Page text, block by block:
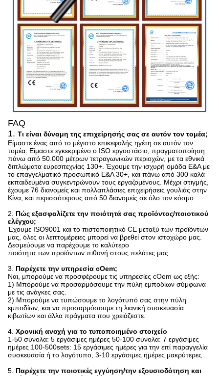
FAQ
1. Τι είναι δύναμη της επιχείρησής σας σε αυτόν τον τομέα;
Είμαστε ένας από το μέγιστο επικεφαλής ηγέτη σε αυτόν τον
τομέα. Είμαστε εγκεκριμένο ο ISO εργοστάσιο, πραγματοποίηση
πάνω από 50.000 μέτρων τετραγωνικών περιοχών, με τα εθνικά
διπλώματα ευρεσιτεχνίας 130+. Έχουμε την ισχυρή ομάδα Ε&Α με
το επαγγελματικό προσωπικό Ε&Α 30+, και πάνω από 300 καλά
εκπαιδευμένα συγκεντρώνουν τους εργαζομένους. Μέχρι στιγμής,
έχουμε 76 διανομείς και πολλαπλάσιες επιχειρήσεις γουλιάς στην
Κίνα, και περισσότερους από 50 διανομείς σε όλο τον κόσμο.
2. Πώς εξασφαλίζετε την ποιότητά σας προϊόντος/ποιοτικού
ελέγχου;
Έχουμε ISO9001 και το πιστοποιητικό CE μεταξύ των προϊόντων
μας, όλες οι λεπτομέρειες μπορεί να βρεθεί στον ιστοχώρο μας.
Δεσμεύουμε να παρέχουμε το καλύτερο
ποιότητα των προϊόντων πιθανή στους πελάτες μας.
3. Παρέχετε την υπηρεσία cOem;
Ναι, μπορούμε να προσφέρουμε τις υπηρεσίες cOem ως εξής:
1) Μπορούμε να προσαρμόσουμε την πύλη εμποδίων σύμφωνα
με τις ανάγκες σας.
2) Μπορούμε να τυπώσουμε το λογότυπό σας στην πύλη
εμποδίων, και να προσαρμόσουμε τη λιανική συσκευασία
κιβωτίων και άλλα πράγματα που χρειάζεστε.
4. Χρονική ανοχή για το τυποποιημένο στοιχείο
1-50 σύνολα: 5 εργάσιμες ημέρες 50-100 σύνολα: 7 εργάσιμες
ημέρες 100-500sets: 15 εργάσιμες ημέρες για την επί παραγγελία
συσκευασία ή το λογότυπο, 3-10 εργάσιμες ημέρες μακρύτερες
5. Παρέχετε την ποιοτικές εγγύηση/την εξουσιοδότηση και